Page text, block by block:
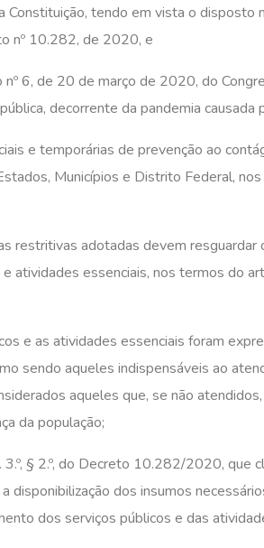
Constituição, tendo em vista o disposto
nº 10.282, de 2020, e
6, de 20 de março de 2020, do
decorrente da pandemia causada
e temporárias de prevenção ao
Municípios e Distrito Federal,
restritivas adotadas devem resguardar
essenciais, nos termos do art.
e as atividades essenciais foram
sendo aqueles indispensáveis ao
aqueles que, se não
da população;
§ 2.º, do Decreto 10.282/2020, que
disponibilização dos insumos
dos serviços públicos e das